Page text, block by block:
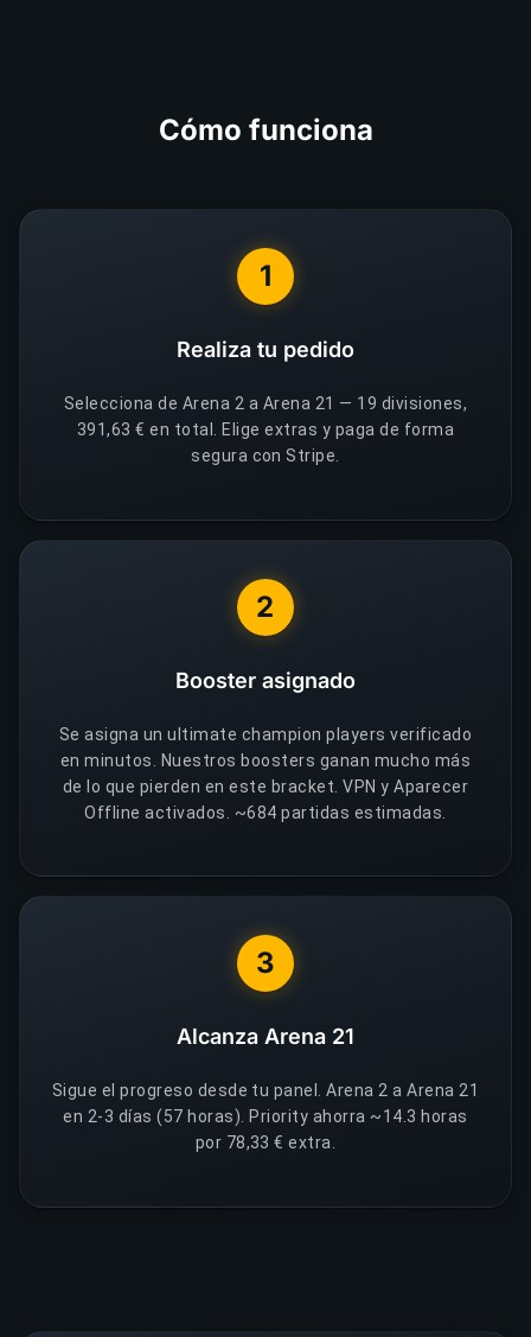
Cómo funciona
1
Realiza tu pedido
Selecciona de Arena 2 a Arena 21 — 19 divisiones,
391,63 € en total. Elige extras y paga de forma
segura con Stripe.
2
Booster asignado
Se asigna un ultimate champion players verificado
en minutos. Nuestros boosters ganan mucho más
de lo que pierden en este bracket. VPN y Aparecer
Offline activados. ~684 partidas estimadas.
3
Alcanza Arena 21
Sigue el progreso desde tu panel. Arena 2 a Arena 21
en 2-3 días (57 horas). Priority ahorra ~14.3 horas
por 78,33 € extra.